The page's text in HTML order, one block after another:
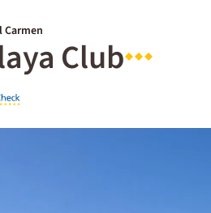
Carmen
Club